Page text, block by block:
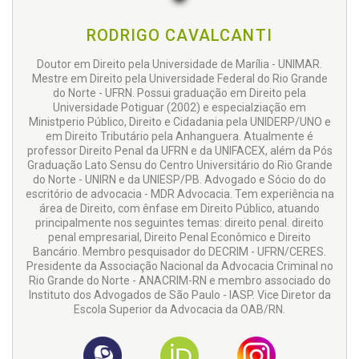
RODRIGO CAVALCANTI
Doutor em Direito pela Universidade de Marília - UNIMAR.
Mestre em Direito pela Universidade Federal do Rio Grande
do Norte - UFRN. Possui graduação em Direito pela
Universidade Potiguar (2002) e especialziação em
Ministperio Público, Direito e Cidadania pela UNIDERP/UNO e
em Direito Tributário pela Anhanguera. Atualmente é
professor Direito Penal da UFRN e da UNIFACEX, além da Pós
Graduação Lato Sensu do Centro Universitário do Rio Grande
do Norte - UNIRN e da UNIESP/PB. Advogado e Sócio do do
escritório de advocacia - MDR Advocacia. Tem experiência na
área de Direito, com ênfase em Direito Público, atuando
principalmente nos seguintes temas: direito penal. direito
penal empresarial, Direito Penal Econômico e Direito
Bancário. Membro pesquisador do DECRIM - UFRN/CERES.
Presidente da Associação Nacional da Advocacia Criminal no
Rio Grande do Norte - ANACRIM-RN e membro associado do
Instituto dos Advogados de São Paulo - IASP. Vice Diretor da
Escola Superior da Advocacia da OAB/RN.